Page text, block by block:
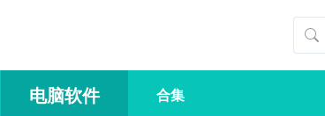
电脑软件 合集